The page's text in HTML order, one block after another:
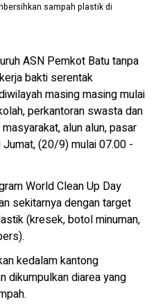
sampah plastik di
ASN Pemkot Batu tanpa
bakti serentak
masing masing mulai
perkantoran swasta dan
alun alun, pasar
(20/9) mulai 07.00 -
World Clean Up Day
sekitarnya dengan target
(kresek, botol minuman,
kedalam kantong
dikumpulkan diarea yang